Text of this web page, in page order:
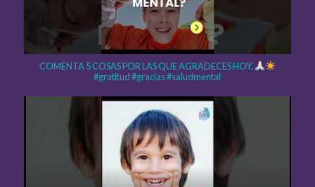
COMENTA 5 COSAS POR LAS QUE AGRADECES HOY.
#gratitud #gracias #saludmental